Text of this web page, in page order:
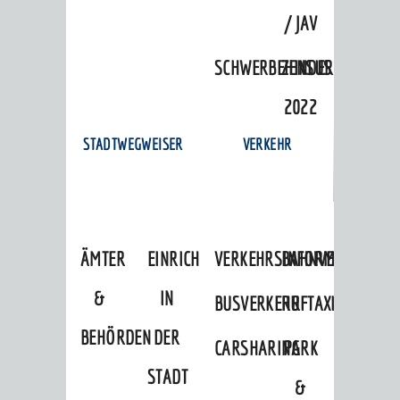
/ JAV
ZENSUS
2022
STADTWEGWEISER
ÄMTER
&
BEHÖRDEN
EINRICHTUNGEN
IN
DER
STADT
VERKEHR
VERKEHRSINFORMATIONEN
BAHNVERKEHR
BUSVERKEHRRUFTAXI
CARSHARINGPARK
&